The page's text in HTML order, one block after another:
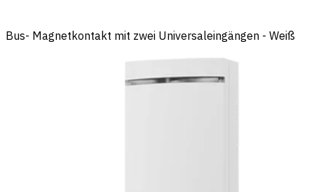
Bus- Magnetkontakt mit zwei Universaleingängen - Weiß